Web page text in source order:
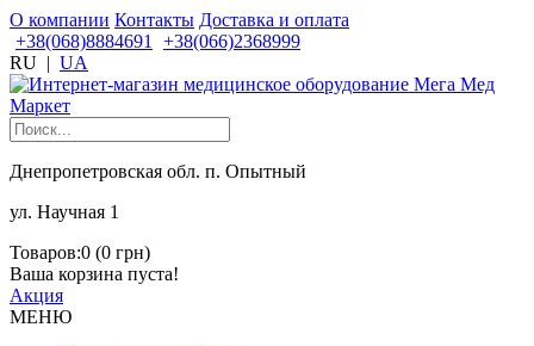
О компании Контакты Доставка и оплата
+38(068)8884691
+38(066)2368999
RU | UA
Днепропетровская обл. п. Опытный
ул. Научная 1
Товаров:0 (0 грн)
Ваша корзина пуста!
Акция
МЕНЮ